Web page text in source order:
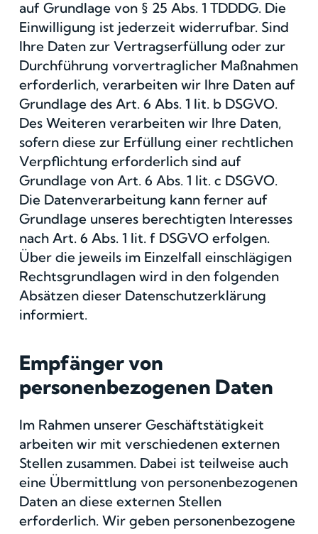
auf Grundlage von § 25 Abs. 1 TDDDG. Die
Einwilligung ist jederzeit widerrufbar. Sind
Ihre Daten zur Vertragserfüllung oder zur
Durchführung vorvertraglicher Maßnahmen
erforderlich, verarbeiten wir Ihre Daten auf
Grundlage des Art. 6 Abs. 1 lit. b DSGVO.
Des Weiteren verarbeiten wir Ihre Daten,
sofern diese zur Erfüllung einer rechtlichen
Verpflichtung erforderlich sind auf
Grundlage von Art. 6 Abs. 1 lit. c DSGVO.
Die Datenverarbeitung kann ferner auf
Grundlage unseres berechtigten Interesses
nach Art. 6 Abs. 1 lit. f DSGVO erfolgen.
Über die jeweils im Einzelfall einschlägigen
Rechtsgrundlagen wird in den folgenden
Absätzen dieser Datenschutzerklärung
informiert.
Empfänger von
personenbezogenen Daten
Im Rahmen unserer Geschäftstätigkeit
arbeiten wir mit verschiedenen externen
Stellen zusammen. Dabei ist teilweise auch
eine Übermittlung von personenbezogenen
Daten an diese externen Stellen
erforderlich. Wir geben personenbezogene